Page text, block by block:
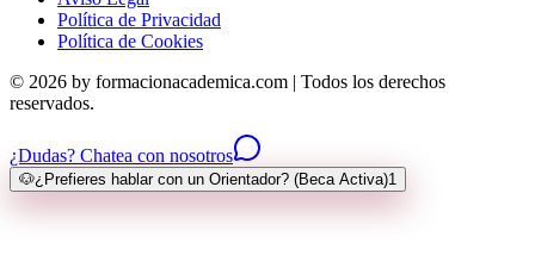
Política de Privacidad
Política de Cookies
© 2026 by formacionacademica.com | Todos los derechos
reservados.
¿Dudas? Chatea con nosotros
🐶¿Prefieres hablar con un Orientador? (Beca Activa)1